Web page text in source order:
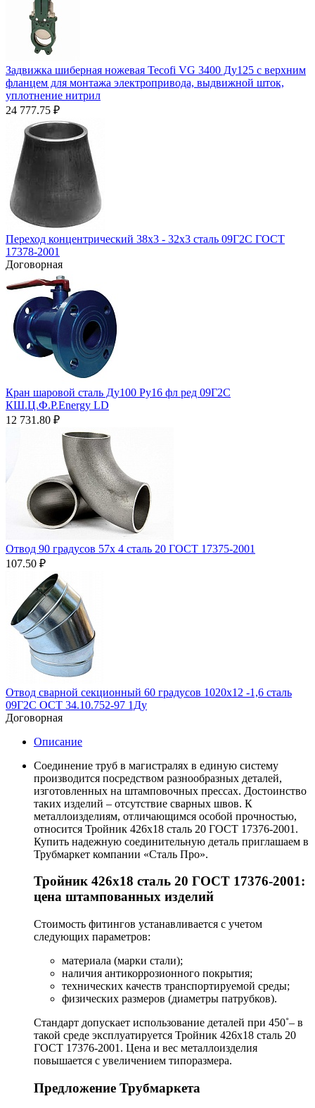
Задвижка шиберная ножевая Tecofi VG 3400 Ду125 с верхним
фланцем для монтажа электропривода, выдвижной шток,
уплотнение нитрил
24 777.75 ₽
Переход концентрический 38х3 - 32х3 сталь 09Г2С ГОСТ
17378-2001
Договорная
Кран шаровой сталь Ду100 Ру16 фл ред 09Г2С
КШ.Ц.Ф.Р.Energy LD
12 731.80 ₽
Отвод 90 градусов 57х 4 сталь 20 ГОСТ 17375-2001
107.50 ₽
Отвод сварной секционный 60 градусов 1020х12 -1,6 сталь
09Г2С ОСТ 34.10.752-97 1Ду
Договорная
Описание
Соединение труб в магистралях в единую систему
производится посредством разнообразных деталей,
изготовленных на штамповочных прессах. Достоинство
таких изделий – отсутствие сварных швов. К
металлоизделиям, отличающимся особой прочностью,
относится Тройник 426х18 сталь 20 ГОСТ 17376-2001.
Купить надежную соединительную деталь приглашаем в
Трубмаркет компании «Сталь Про».
Тройник 426х18 сталь 20 ГОСТ 17376-2001:
цена штампованных изделий
Стоимость фитингов устанавливается с учетом
следующих параметров:
материала (марки стали);
наличия антикоррозионного покрытия;
технических качеств транспортируемой среды;
физических размеров (диаметры патрубков).
Стандарт допускает использование деталей при 450˚– в
такой среде эксплуатируется Тройник 426х18 сталь 20
ГОСТ 17376-2001. Цена и вес металлоизделия
повышается с увеличением типоразмера.
Предложение Трубмаркета